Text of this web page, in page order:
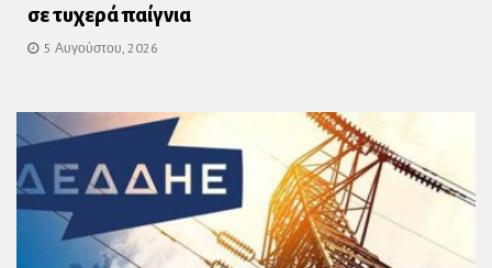
σε τυχερά παίγνια
5 Αυγούστου, 2026